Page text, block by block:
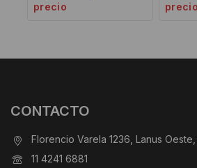
precio
precio
CONTACTO
Florencio Varela 1236, Lanus
11 4241 6881